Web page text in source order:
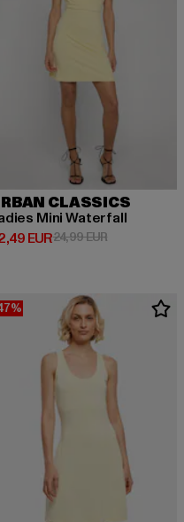
EUR
CLASSICS
Mini Waterfall
EURPreis: 22,49 EUR
24,99 EURAktionspreis: